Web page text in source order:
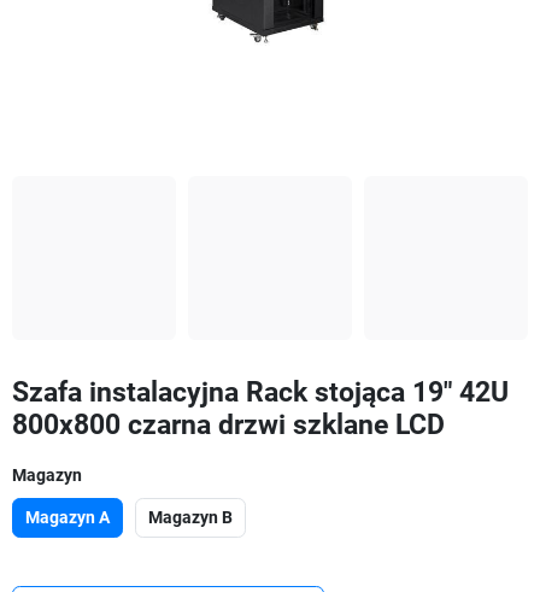
Szafa instalacyjna Rack stojąca 19" 42U
800x800 czarna drzwi szklane LCD
Magazyn
Magazyn A Magazyn B